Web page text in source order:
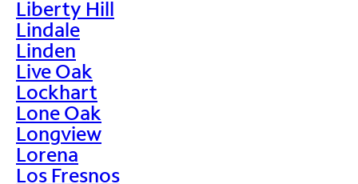
Liberty Hill
Lindale
Linden
Live Oak
Lockhart
Lone Oak
Longview
Lorena
Los Fresnos